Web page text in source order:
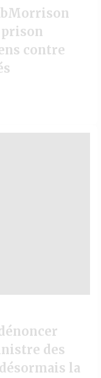
prison
contre
des
la